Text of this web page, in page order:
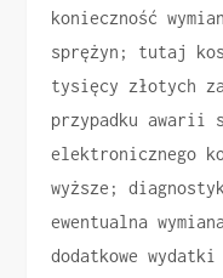
konieczność
sprężyn; tutaj
tysięcy złotych za
przypadku awarii
elektronicznego
wyższe;
ewentualna
dodatkowe